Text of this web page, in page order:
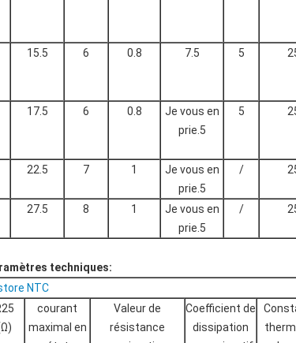
15.5 6 0.8 7.5 5
17.5 6 0.8
Je vous en
prie.5
5
22.5 7 1
Je vous en
prie.5
/
27.5 8 1
Je vous en
prie.5
/
techniques:
NTC
courant
maximal en
Valeur de
résistance
Coefficient de
dissipation